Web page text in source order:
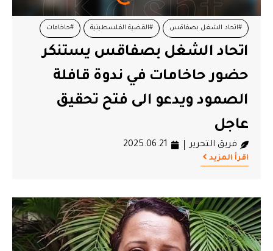
#اتحاد الشغل بصفاقس #القضية الفلسطينية #حاخامات
#سمير الشفي #قافلة الصمود
اتحاد الشغل بصفاقس يستنكر
حضور حاخامات في ندوة قافلة
الصمود ويدعو الى فتح تحقيق
عاجل
فريق التحرير 2025.06.21
اقرأ المزيد